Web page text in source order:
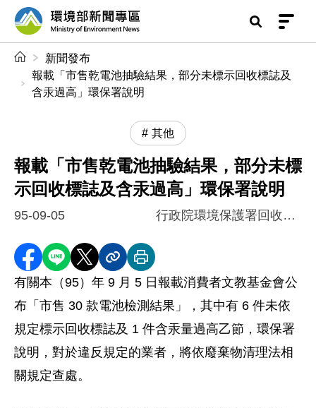
前往中央內容區塊
環境部新聞專區
新聞發布
報載「市售乾電池抽驗結果，部分未標示回收標誌及
含汞過高」環保署說明
其他
報載「市售乾電池抽驗結果，部分未標
示回收標誌及含汞過高」環保署說明
95-09-05 行政院環境保護署回收基管會
分享至 Facebook
分享到 LINE
分享到 X分享內容連結
列印本頁
有關本（95）年 9 月 5 日報載消費者文教基金會公
布「市售 30 款電池檢測結果」，其中有 6 件未依
規定標示回收標誌及 1 件含汞量過高乙節，環保署
說明，對於違反規定的業者，將依廢棄物清理法相
關規定查處。